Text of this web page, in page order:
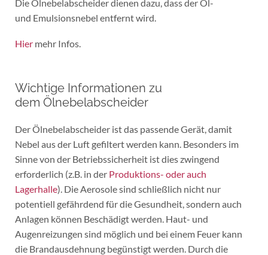
Die Ölnebelabscheider dienen dazu, dass der Öl-
und Emulsionsnebel entfernt wird.
Hiermehr Infos.
Wichtige Informationen zu
dem Ölnebelabscheider
Der Ölnebelabscheider ist das passende Gerät, damit
Nebel aus der Luft gefiltert werden kann. Besonders im
Sinne von der Betriebssicherheit ist dies zwingend
erforderlich (z.B. in der Produktions- oder auch
Lagerhalle). Die Aerosole sind schließlich nicht nur
potentiell gefährdend für die Gesundheit, sondern auch
Anlagen können Beschädigt werden. Haut- und
Augenreizungen sind möglich und bei einem Feuer kann
die Brandausdehnung begünstigt werden. Durch die